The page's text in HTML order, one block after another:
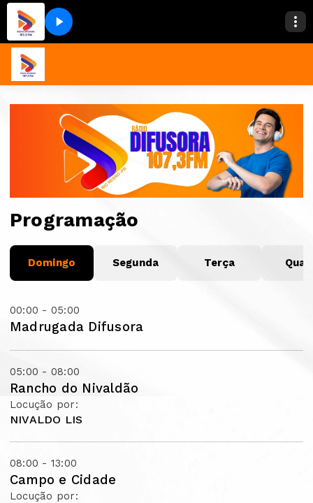
Programação
Domingo Segunda Terça
00:00 - 05:00
Madrugada Difusora
05:00 - 08:00
Rancho do Nivaldão
Locução por:
NIVALDO LIS
08:00 - 13:00
Campo e Cidade
Locução por: